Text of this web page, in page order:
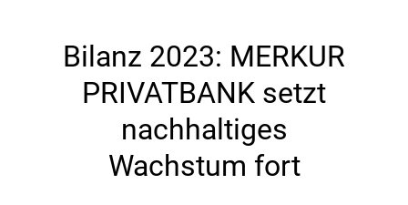
Bilanz 2023: MERKUR
PRIVATBANK setzt
nachhaltiges
Wachstum fort